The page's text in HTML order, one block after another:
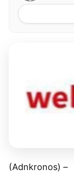
(Adnkronos) –